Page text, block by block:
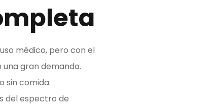
médico, pero con el
gran demanda.
sin comida.
del espectro de